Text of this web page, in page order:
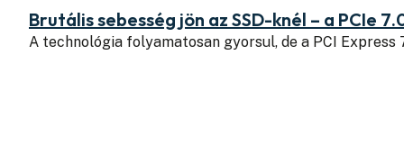
Brutális sebesség jön az SSD-knél – a PCIe
A technológia folyamatosan gyorsul, de a PCI Express